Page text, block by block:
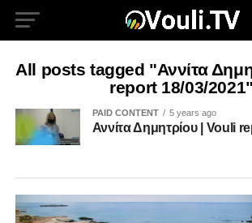
All posts tagged "Αννίτα
report 18/03/2021"
PAID CONTENT 5 years ago
Αννίτα Δημητρίου | Vouli